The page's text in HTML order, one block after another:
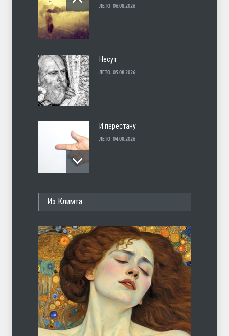
ЛЕТО 06.08.2026
Несут
ЛЕТО 05.08.2026
И перестану
ЛЕТО 04.08.2026
Марципан (из Агнии Барто)
ЛЕТО 31.07.2026
А ещё борода
Из Климта